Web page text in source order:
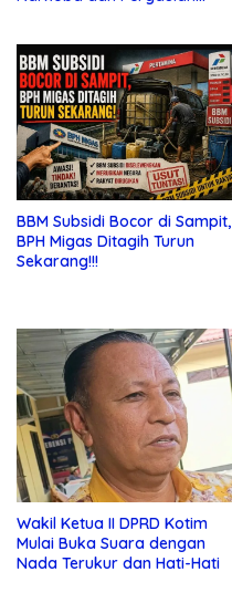
BBM Subsidi Bocor di Sampit,
BPH Migas Ditagih Turun
Sekarang!!!
Wakil Ketua II DPRD Kotim
Mulai Buka Suara dengan
Nada Terukur dan Hati-Hati